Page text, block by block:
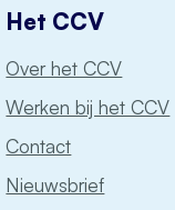
Het CCV
Over het CCV
Werken bij het CCV
Contact
Nieuwsbrief